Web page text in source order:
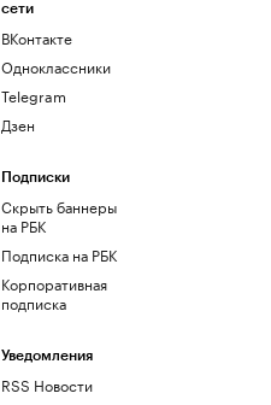
сети
ВКонтакте
Одноклассники
Telegram
Дзен
Подписки
Скрыть баннеры
на РБК
Подписка на РБК
Корпоративная
подписка
Уведомления
RSS Новости